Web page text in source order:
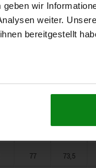
wir
weiter.
bereitgestellt
50,6 47,6
64,1 61,1
77 73,5